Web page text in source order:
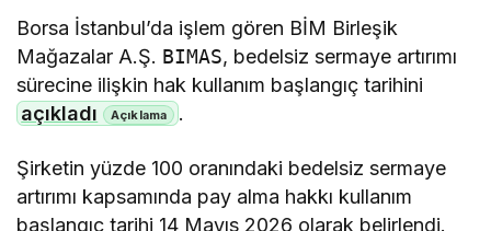
Borsa İstanbul’da işlem gören BİM Birleşik
Mağazalar A.Ş. BIMAS, bedelsiz sermaye artırımı
sürecine ilişkin hak kullanım başlangıç tarihini
açıkladı
.
Şirketin yüzde 100 oranındaki bedelsiz sermaye
artırımı kapsamında pay alma hakkı kullanım
başlangıç tarihi 14 Mayıs 2026 olarak belirlendi.